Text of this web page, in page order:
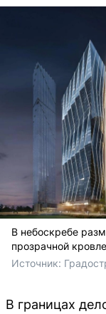
В небоскребе
прозрачной
Источник:
В границах